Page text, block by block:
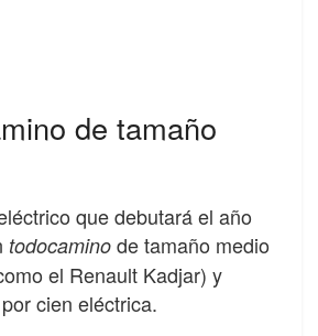
de tamaño
que debutará el año
todocamino de tamaño medio
el Renault Kadjar) y
cien eléctrica.